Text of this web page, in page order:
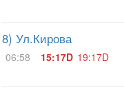
8) Ул.Кирова
06:58 15:17D 19:17D